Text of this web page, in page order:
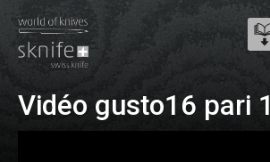
Vidéo gusto16 pari 1